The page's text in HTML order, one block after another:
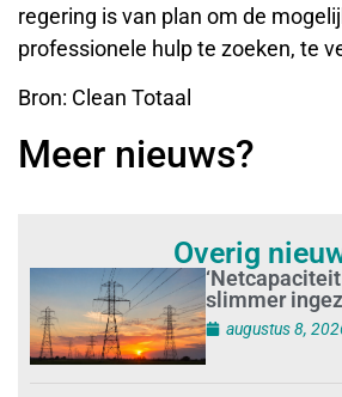
regering is van plan om de
professionele hulp te zoeken, te
Bron: Clean Totaal
Meer nieuws?
Overig
slimmer
augustus 8,